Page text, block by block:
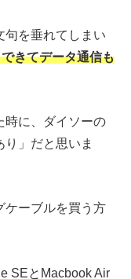
句を垂れてしまい
きてデータ通信も
時に、ダイソーの
」だと思いま
ケーブルを買う方
SEとMacbook Air